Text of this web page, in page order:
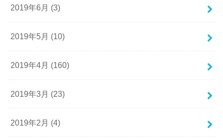
2019年6月 (3)
2019年5月 (10)
2019年4月 (160)
2019年3月 (23)
2019年2月 (4)